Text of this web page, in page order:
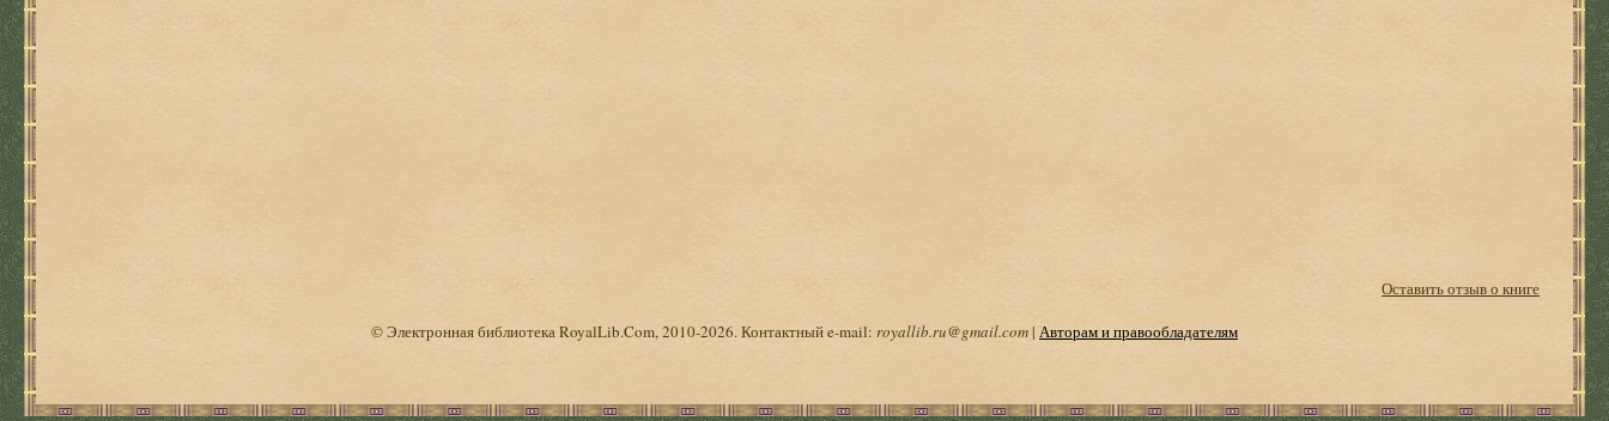
Оставить отзыв о книге
© Электронная библиотека RoyalLib.Com, 2010-2026. Контактный e-mail: royallib.ru@gmail.com| Авторам и правообладателям